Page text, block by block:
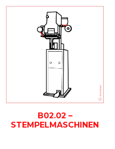
B02.02 –
STEMPELMASCHINEN